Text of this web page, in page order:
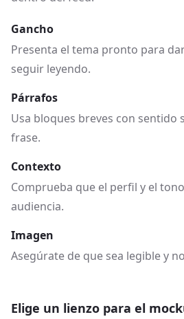
Gancho
Presenta el tema pronto para
seguir leyendo.
Párrafos
Usa bloques breves con sentido
frase.
Contexto
Comprueba que el perfil y el
audiencia.
Imagen
Asegúrate de que sea legible y
Elige un lienzo para el